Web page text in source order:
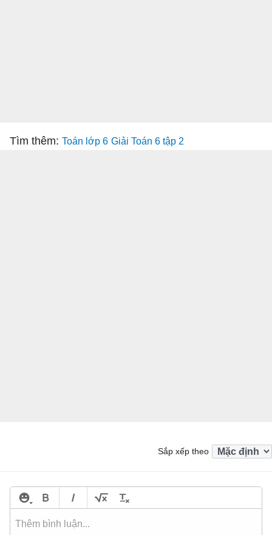
Tìm thêm: Toán lớp 6 Giải Toán 6 tập 2
Sắp xếp theo